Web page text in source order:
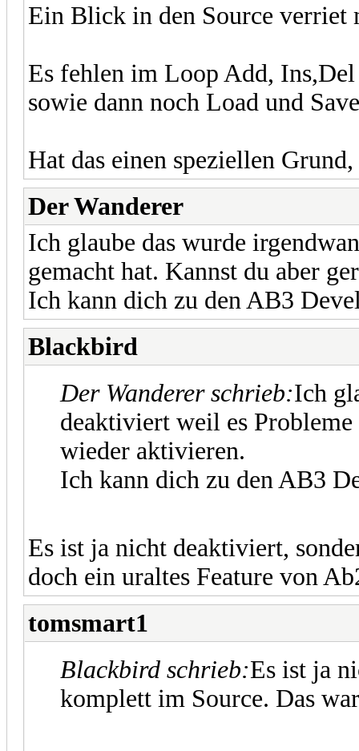
Ein Blick in den Source verriet
Es fehlen im Loop Add, Ins,Del
sowie dann noch Load und Save
Hat das einen speziellen
Der Wanderer
Ich glaube das wurde
gemacht hat. Kannst du aber
Ich kann dich zu den AB3
Blackbird
Der Wanderer schrieb:Ich
deaktiviert weil es
wieder aktivieren.
Ich kann dich zu den AB3
Es ist ja nicht deaktiviert,
doch ein uraltes Feature von
tomsmart1
Blackbird schrieb:Es ist ja
komplett im Source. Das